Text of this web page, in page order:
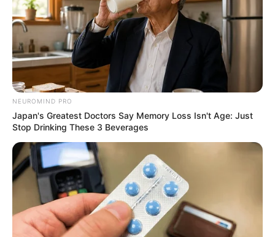
NEUROMIND PRO
Japan's Greatest Doctors Say Memory Loss Isn't Age: Just
Stop Drinking These 3 Beverages